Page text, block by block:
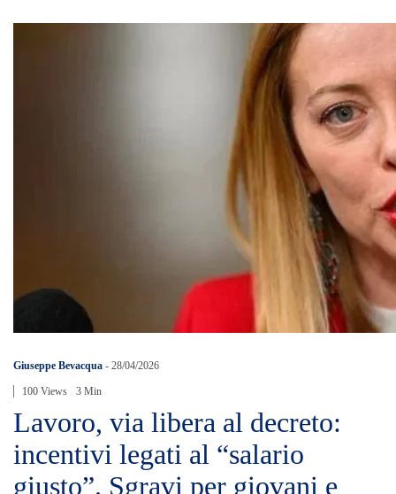
Giuseppe Bevacqua - 28/04/2026
100 Views 3 Min
Lavoro, via libera al decreto:
incentivi legati al “salario
giusto”. Sgravi per giovani e